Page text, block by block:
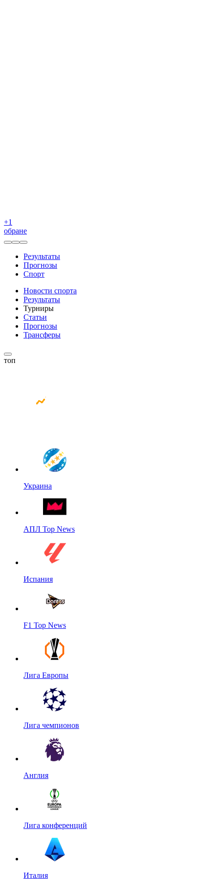
+1
обране
Результаты
Прогнозы
Спорт
Новости спорта
Результаты
Турниры
Статьи
Прогнозы
Трансферы
топ
Украина
АПЛ Top News
Испания
F1 Top News
Лига Европы
Лига чемпионов
Англия
Лига конференций
Италия